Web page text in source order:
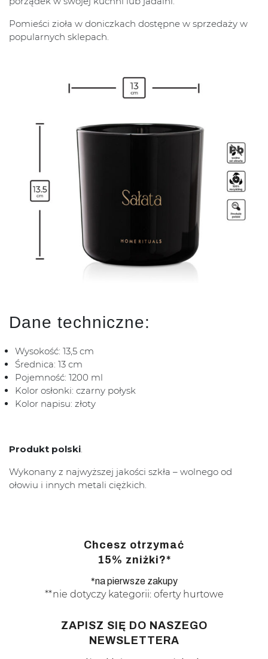
Pomieści zioła w doniczkach dostępne w sprzedaży w
popularnych sklepach.
Dane techniczne:
Wysokość: 13,5 cm
Średnica: 13 cm
Pojemność: 1200 ml
Kolor osłonki: czarny połysk
Kolor napisu: złoty
Produkt polski.
Wykonany z najwyższej jakości szkła – wolnego od
ołowiu i innych metali ciężkich.
Chcesz otrzymać
15% zniżki?*
*na pierwsze zakupy
**nie dotyczy kategorii: oferty hurtowe
ZAPISZ SIĘ DO NASZEGO
NEWSLETTERA